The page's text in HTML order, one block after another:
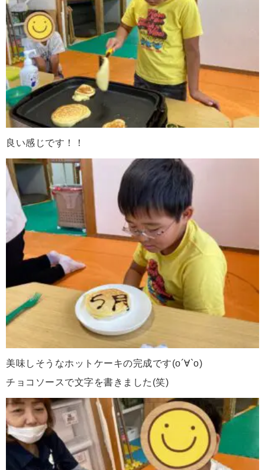
良い感じです！！
美味しそうなホットケーキの完成です(о´∀`о)
チョコソースで文字を書きました(笑)